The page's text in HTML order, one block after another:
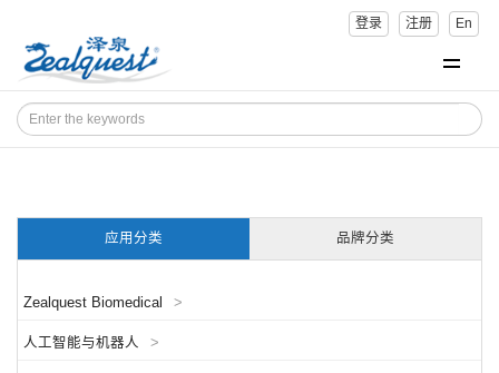
登录 注册 En
应用分类 品牌分类
Zealquest Biomedical >
人工智能与机器人 >